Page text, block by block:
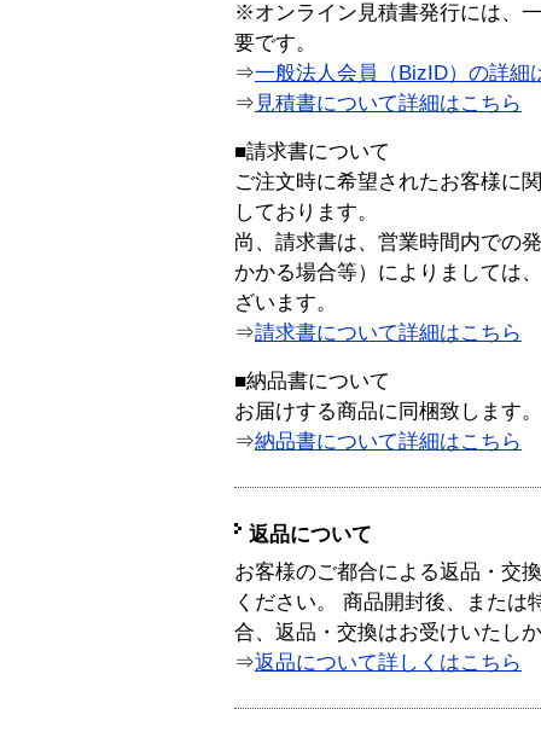
※オンライン見積書発行には、
要です。
⇒一般法人会員（BizID）の詳細
⇒ 見積書について詳細はこちら
■請求書について
ご注文時に希望されたお客様に
しております。
尚、請求書は、営業時間内での
かかる場合等）によりましては
ざいます。
⇒請求書について詳細はこちら
■納品書について
お届けする商品に同梱致します。
⇒納品書について詳細はこちら
返品について
お客様のご都合による返品・交
ください。 商品開封後、または
合、返品・交換はお受けいたし
⇒返品について詳しくはこちら